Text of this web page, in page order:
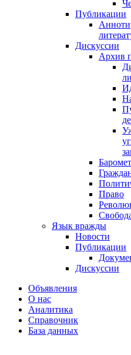
Публикации
Дискуссии
Архив
Право
Язык вражды
Новости
Публикации
Дискуссии
Объявления
О нас
Аналитика
Справочник
База данных